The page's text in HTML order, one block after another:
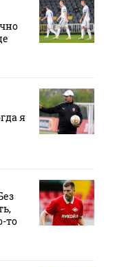
я
то